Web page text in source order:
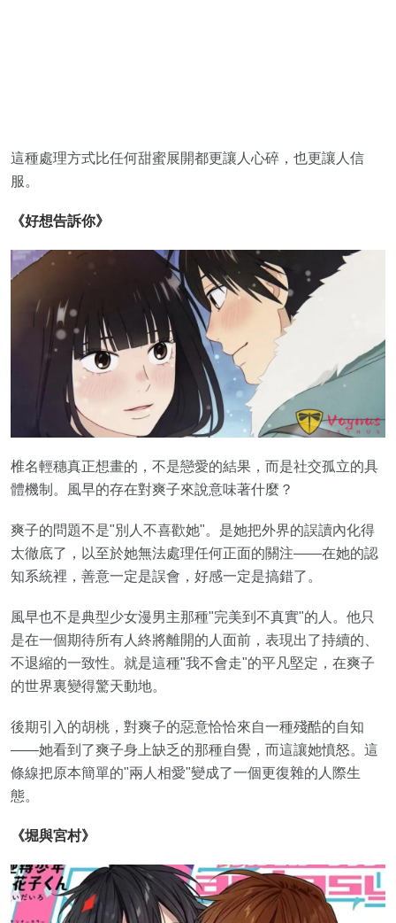
這種處理方式比任何甜蜜展開都更讓人心碎，也更讓人信
服。
《好想告訴你》
椎名輕穗真正想畫的，不是戀愛的結果，而是社交孤立的具
體機制。風早的存在對爽子來說意味著什麼？
爽子的問題不是"別人不喜歡她"。是她把外界的誤讀內化得
太徹底了，以至於她無法處理任何正面的關注——在她的認
知系統裡，善意一定是誤會，好感一定是搞錯了。
風早也不是典型少女漫男主那種"完美到不真實"的人。他只
是在一個期待所有人終將離開的人面前，表現出了持續的、
不退縮的一致性。就是這種"我不會走"的平凡堅定，在爽子
的世界裏變得驚天動地。
後期引入的胡桃，對爽子的惡意恰恰來自一種殘酷的自知
——她看到了爽子身上缺乏的那種自覺，而這讓她憤怒。這
條線把原本簡單的"兩人相愛"變成了一個更復雜的人際生
態。
《堀與宮村》